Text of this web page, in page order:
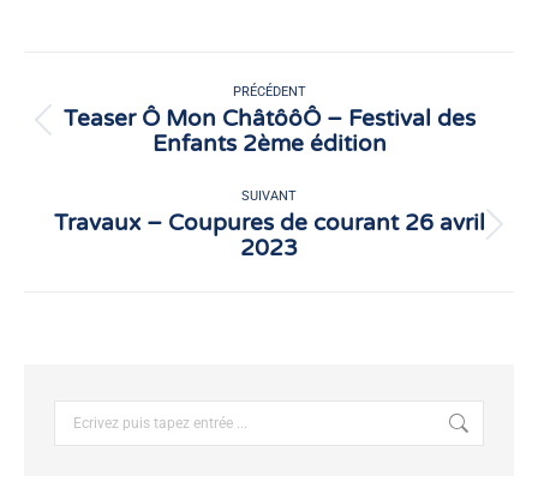
article
PRÉCÉDENT
Article
précédent
Teaser Ô Mon ChâtôôÔ – Festival des
Enfants 2ème édition
SUIVANT
Article
suivant
Travaux – Coupures de courant 26 avril
2023